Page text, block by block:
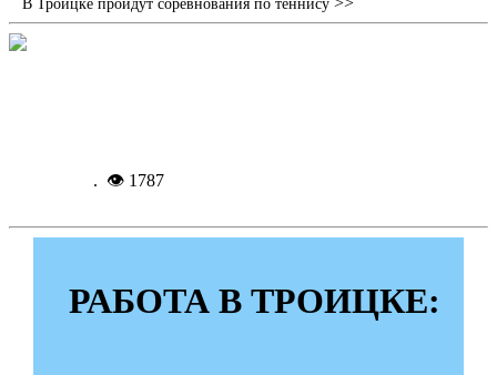
В Троицке пройдут соревнования по теннису
. 👁 1787
РАБОТА В ТРОИЦКЕ: